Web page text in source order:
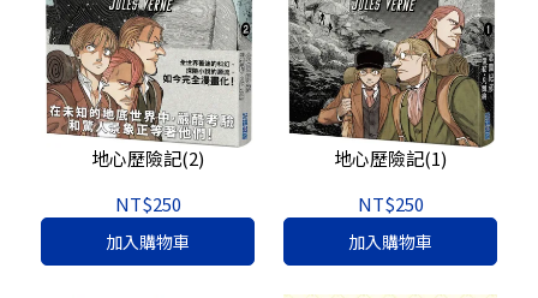
地心歷險記(2)
NT$250
加入購物車
地心歷險記(1)
NT$250
加入購物車